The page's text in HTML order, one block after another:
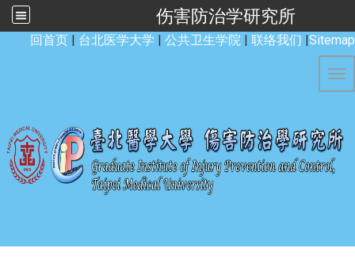
伤害防治学研究所
回首页 | 台北医学大学 | 公共卫生学院 | 联络我们 |Sitemap